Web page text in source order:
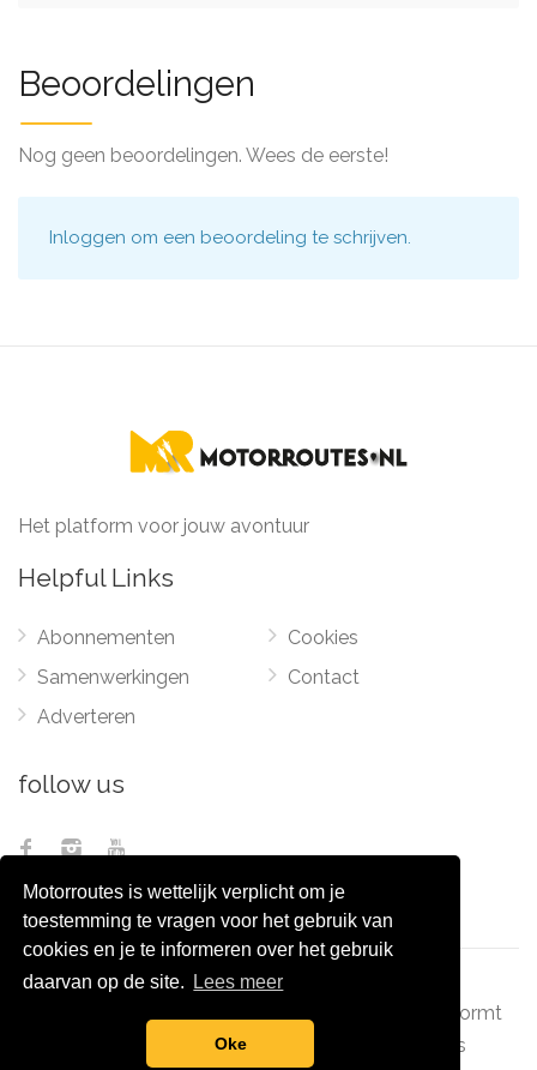
Motorroutes is wettelijk verplicht om je
toestemming te vragen voor het gebruik van
cookies en je te informeren over het gebruik
daarvan op de site.
Lees meer
Oke
Beoordelingen
Nog geen beoordelingen. Wees de eerste!
Inloggen om een beoordeling te schrijven.
Het platform voor jouw avontuur
Helpful Links
Abonnementen
Samenwerkingen
Adverteren
Cookies
Contact
follow us
vormt
grootverzet.nl Pixel Monsters